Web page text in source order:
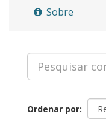
Sobre
Ordenar por